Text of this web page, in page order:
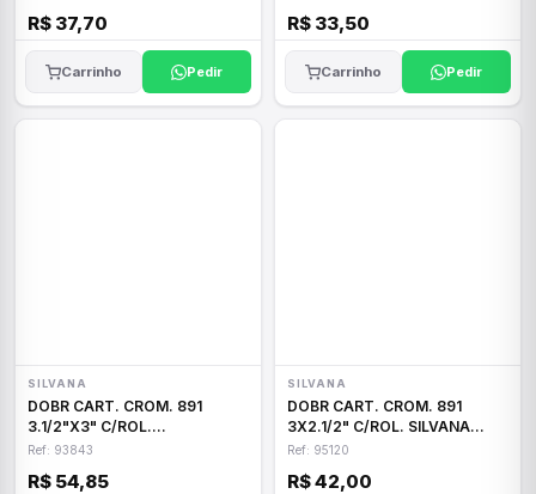
R$ 37,70
Carrinho Pedir
R$ 33,50
Carrinho Pedir
SILVANA
DOBR CART. CROM. 891
3.1/2"X3" C/ROL.
SILVANA93843
Ref: 93843
R$ 54,85
SILVANA
DOBR CART. CROM. 891
3X2.1/2" C/ROL. SILVANA
95120
Ref: 95120
R$ 42,00